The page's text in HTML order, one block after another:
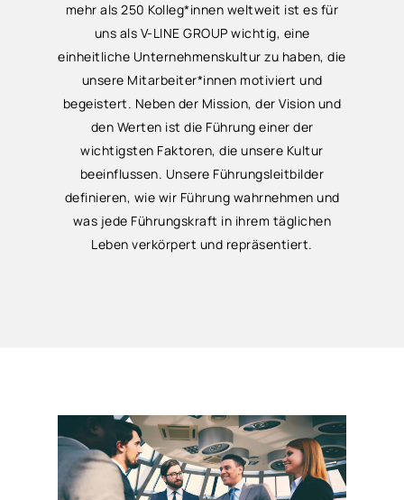
mehr als 250 Kolleg*innen weltweit ist es für
uns als V-LINE GROUP wichtig, eine
einheitliche Unternehmenskultur zu haben, die
unsere Mitarbeiter*innen motiviert und
begeistert. Neben der Mission, der Vision und
den Werten ist die Führung einer der
wichtigsten Faktoren, die unsere Kultur
beeinflussen. Unsere Führungsleitbilder
definieren, wie wir Führung wahrnehmen und
was jede Führungskraft in ihrem täglichen
Leben verkörpert und repräsentiert.